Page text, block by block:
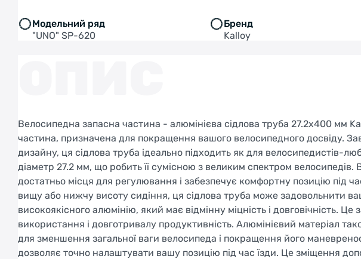
Модельний ряд
"UNO" SP-620
Бренд
Kalloy
Велосипедна запасна частина - алюмінієва сідлова труба 27.2x400 мм
частина, призначена для покращення вашого велосипедного досвіду.
дизайну, ця сідлова труба ідеально підходить як для велосипедистів-
діаметр 27.2 мм, що робить її сумісною з великим спектром
достатньо місця для регулювання і забезпечує комфортну позицію під
вищу або нижчу висоту сидіння, ця сідлова труба може задовольнити
високоякісного алюмінію, який має відмінну міцність і довговічність. Це
використання і довготривалу продуктивність. Алюмінієвий матеріал
для зменшення загальної ваги велосипеда і покращення його
дозволяє точно налаштувати вашу позицію під час їзди. Це зміщення